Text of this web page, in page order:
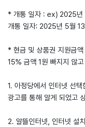
* 개통 일자 : ex) 2025년
개통 일자: 2025년 5월
* 현금 및 상품권 지원금
15% 금액 1원 빠지지 않
1. 아정당에서 인터넷 선택
광고를 통해 알게 되었고
2. 알뜰인터넷, 인터넷 설